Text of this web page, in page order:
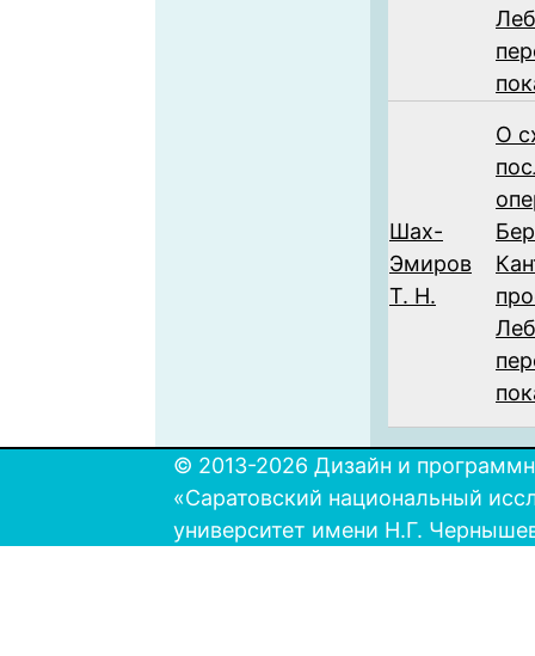
Шах-
Эмиров
Т. Н.
О
© 2013-2026 Дизайн и
«Саратовский национальный
университет имени Н.Г.